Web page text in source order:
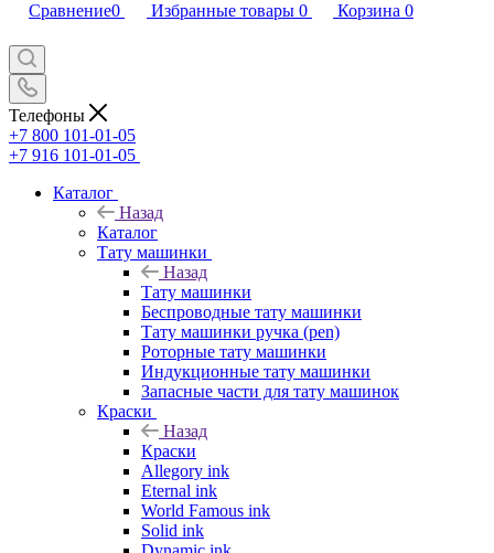
Сравнение0 Избранные товары 0 Корзина 0
Телефоны
+7 800 101-01-05
+7 916 101-01-05
Каталог
Назад
Каталог
Тату машинки
Назад
Тату машинки
Беспроводные тату машинки
Тату машинки ручка (pen)
Роторные тату машинки
Индукционные тату машинки
Запасные части для тату машинок
Краски
Назад
Краски
Allegory ink
Eternal ink
World Famous ink
Solid ink